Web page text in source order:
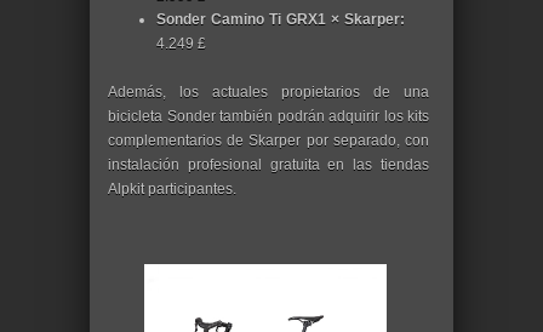
Sonder Camino Ti GRX1 × Skarper:
4.249 £
Además, los actuales propietarios de una
bicicleta Sonder también podrán adquirir los kits
complementarios de Skarper por separado, con
instalación profesional gratuita en las tiendas
Alpkit participantes.